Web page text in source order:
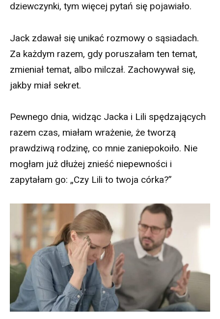
dziewczynki, tym więcej pytań się pojawiało.
Jack zdawał się unikać rozmowy o sąsiadach.
Za każdym razem, gdy poruszałam ten temat,
zmieniał temat, albo milczał. Zachowywał się,
jakby miał sekret.
Pewnego dnia, widząc Jacka i Lili spędzających
razem czas, miałam wrażenie, że tworzą
prawdziwą rodzinę, co mnie zaniepokoiło. Nie
mogłam już dłużej znieść niepewności i
zapytałam go: „Czy Lili to twoja córka?”